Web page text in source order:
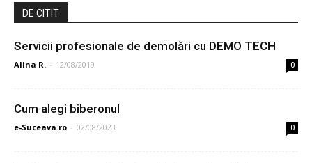
DE CITIT
Servicii profesionale de demolări cu DEMO TECH
Alina R. - 12/08/2019 0
Cum alegi biberonul
e-Suceava.ro - 02/08/2023 0